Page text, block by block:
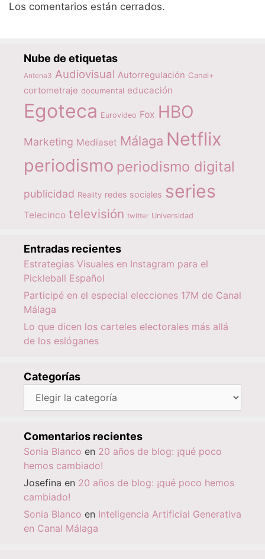
Los comentarios están cerrados.
Nube de etiquetas
Antena3 Audiovisual Autorregulación Canal+
cortometraje documental educación
Egoteca Eurovideo Fox HBO
Marketing Mediaset Málaga Netflix
periodismo periodismo digital
publicidad Reality redes sociales series
Telecinco televisión twitter Universidad
Entradas recientes
Estrategias Visuales en Instagram para el
Pickleball Español
Participé en el especial elecciones 17M de Canal
Málaga
Lo que dicen los carteles electorales más allá
de los eslóganes
Categorías
Comentarios recientes
Sonia Blanco en 20 años de blog: ¡qué poco
hemos cambiado!
Josefina en 20 años de blog: ¡qué poco hemos
cambiado!
Sonia Blanco en Inteligencia Artificial Generativa
en Canal Málaga